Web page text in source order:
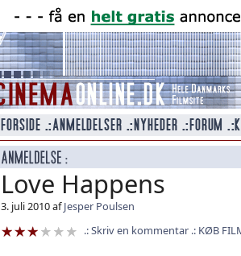
Love Happens
3. juli 2010 afJesper Poulsen
Skriv en kommentar
KØB